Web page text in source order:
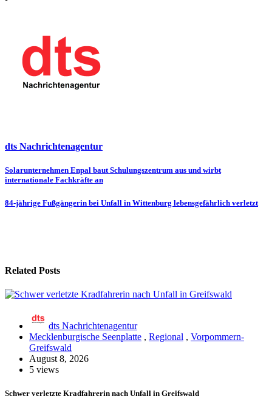
dts Nachrichtenagentur
Beitragsnavigation
Solarunternehmen Enpal baut Schulungszentrum aus und wirbt
internationale Fachkräfte an
84-jährige Fußgängerin bei Unfall in Wittenburg lebensgefährlich verletzt
Related Posts
dts Nachrichtenagentur
Mecklenburgische Seenplatte , Regional , Vorpommern-
Greifswald
August 8, 2026
5 views
Schwer verletzte Kradfahrerin nach Unfall in Greifswald